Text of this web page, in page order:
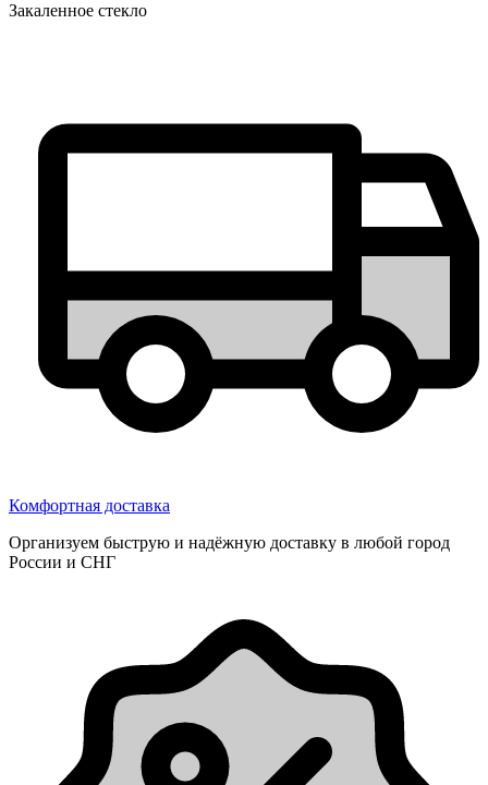
Закаленное стекло
Комфортная доставка
Организуем быструю и надёжную доставку в любой город
России и СНГ